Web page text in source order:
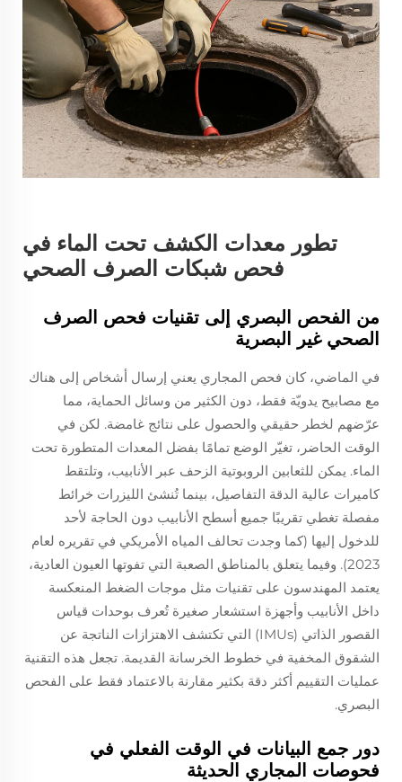
تطور معدات الكشف تحت الماء في
فحص شبكات الصرف الصحي
من الفحص البصري إلى تقنيات فحص الصرف
الصحي غير البصرية
في الماضي، كان فحص المجاري يعني إرسال أشخاص إلى هناك
مع مصابيح يدويّة فقط، دون الكثير من وسائل الحماية، مما
عرّضهم لخطر حقيقي والحصول على نتائج غامضة. لكن في
الوقت الحاضر، تغيّر الوضع تمامًا بفضل المعدات المتطورة تحت
الماء. يمكن للثعابين الروبوتية الزحف عبر الأنابيب، وتلتقط
كاميرات عالية الدقة التفاصيل، بينما تُنشئ الليزرات خرائط
مفصلة تغطي تقريبًا جميع أسطح الأنابيب دون الحاجة لأحد
للدخول إليها (كما وجدت تحالف المياه الأمريكي في تقريره لعام
2023). وفيما يتعلق بالمناطق الصعبة التي تفوتها العيون العادية،
يعتمد المهندسون على تقنيات مثل موجات الضغط المنعكسة
داخل الأنابيب وأجهزة استشعار صغيرة تُعرف بوحدات قياس
القصور الذاتي (IMUs) التي تكتشف الاهتزازات الناتجة عن
الشقوق المخفية في خطوط الخرسانة القديمة. تجعل هذه التقنية
عمليات التقييم أكثر دقة بكثير مقارنة بالاعتماد فقط على الفحص
البصري.
دور جمع البيانات في الوقت الفعلي في
فحوصات المجاري الحديثة